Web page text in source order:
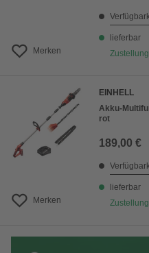
Merken
lieferbar
Merken
EINHELL
Akku-
rot
189,00 €
lieferbar